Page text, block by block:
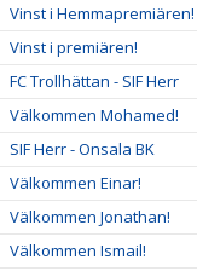
Vinst i Hemmapremiären!
Vinst i premiären!
FC Trollhättan - SIF Herr
Välkommen Mohamed!
SIF Herr - Onsala BK
Välkommen Einar!
Välkommen Jonathan!
Välkommen Ismail!